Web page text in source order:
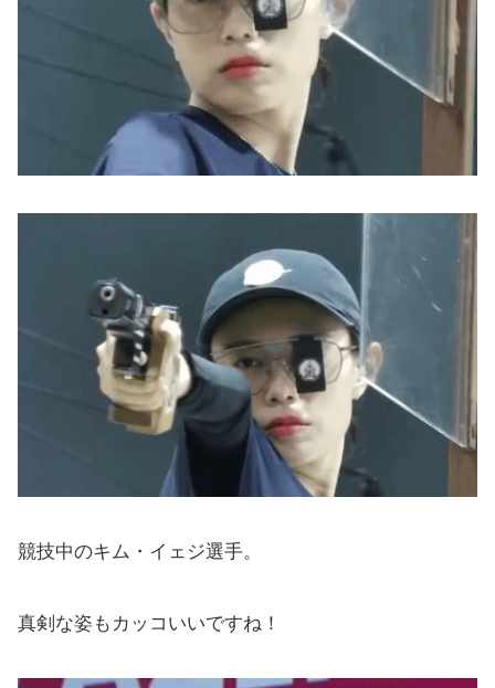
競技中のキム・イェジ選手。
真剣な姿もカッコいいですね！